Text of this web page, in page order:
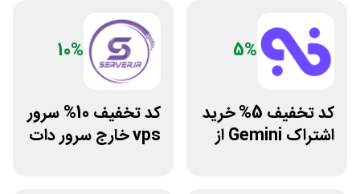
5%
کد تخفیف 5% خرید
اشتراک Gemini از
10%
کد تخفیف 10% سرور
vps خارج سرور دات